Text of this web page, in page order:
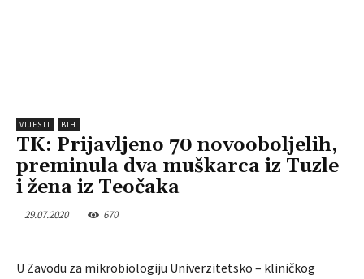
VIJESTI BIH
TK: Prijavljeno 70 novooboljelih,
preminula dva muškarca iz Tuzle
i žena iz Teočaka
29.07.2020 670
U Zavodu za mikrobiologiju Univerzitetsko – kliničkog